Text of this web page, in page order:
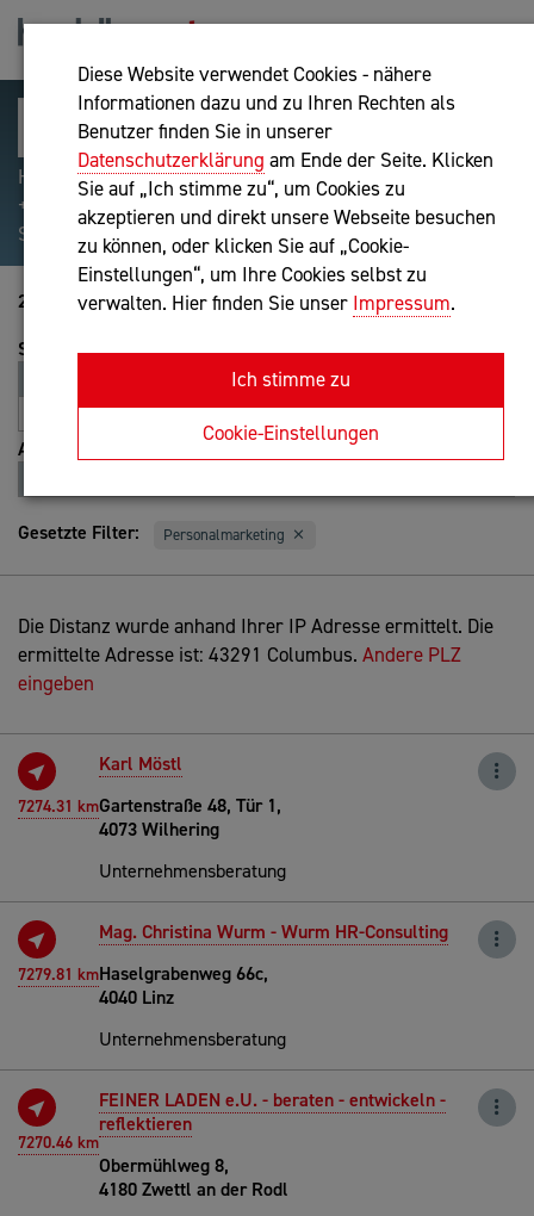
Diese Website verwendet Cookies - nähere
Informationen dazu und zu Ihren Rechten als
Benutzer finden Sie in unserer
Datenschutzerklärung am Ende der Seite. Klicken
Sie auf „Ich stimme zu“, um Cookies zu
akzeptieren und direkt unsere Webseite besuchen
zu können, oder klicken Sie auf „Cookie-
Einstellungen“, um Ihre Cookies selbst zu
verwalten. Hier finden Sie unser Impressum.
Ich stimme zu
Cookie-Einstellungen
Hilfreiche Suchparameter: Begriff einschließen:
+webshop, Begriff ausschließen: -webshop, Exakter
Suchbegriff: "internet of things"
21-40 von 173
Sortierung
Entfernung
A-Z
Z-A
Ansicht
Gesetzte Filter: Personalmarketing
Die Distanz wurde anhand Ihrer IP Adresse ermittelt. Die
ermittelte Adresse ist: 43291 Columbus. Andere PLZ
eingeben
7274.31 km
Karl Möstl
Gartenstraße 48, Tür 1,
4073 Wilhering
Unternehmensberatung
7279.81 km
Mag. Christina Wurm - Wurm HR-Consulting
Haselgrabenweg 66c,
4040 Linz
Unternehmensberatung
7270.46 km
FEINER LADEN e.U. - beraten - entwickeln -
reflektieren
Obermühlweg 8,
4180 Zwettl an der Rodl